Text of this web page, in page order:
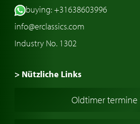
buying: +31638603996
info@erclassics.com
Industry No. 1302
> Nützliche Links
Oldtimers in EuropaOldtimer termine